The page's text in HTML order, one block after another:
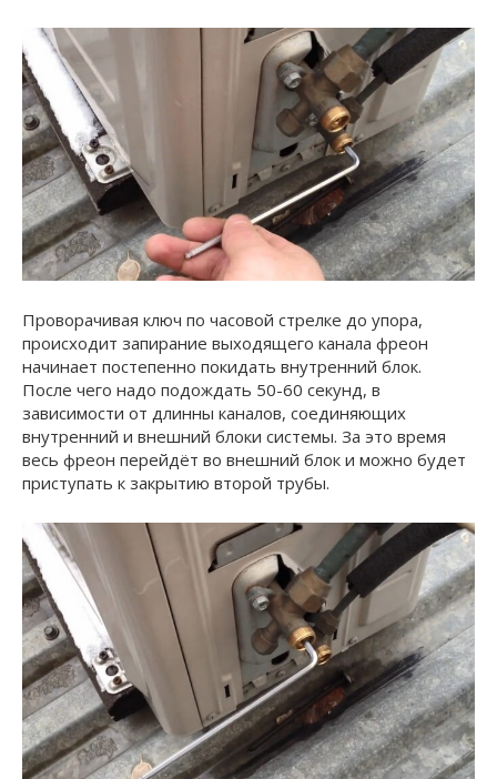
Проворачивая ключ по часовой стрелке до упора,
происходит запирание выходящего канала фреон
начинает постепенно покидать внутренний блок.
После чего надо подождать 50-60 секунд, в
зависимости от длинны каналов, соединяющих
внутренний и внешний блоки системы. За это время
весь фреон перейдёт во внешний блок и можно будет
приступать к закрытию второй трубы.